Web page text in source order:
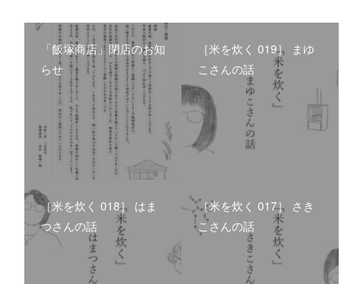
「飯塚商店」閉店のお知
らせ
［米を炊く 019］ まゆ
こさんの話
［米を炊く 018］ はま
つさんの話
［米を炊く 017］ さき
こさんの話